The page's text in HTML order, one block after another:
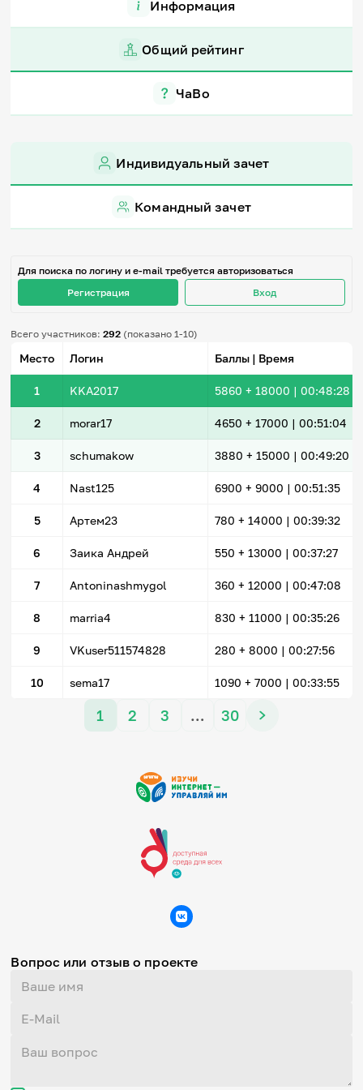
Игры и тренажеры
Знания в тестах
Настолка
Педагогам
Школа наставников
IT-урок
Незрячим
Задать вопрос
Информация
Общий рейтинг
ЧаВо
Индивидуальный зачет
Командный зачет
Для поиска по логину и e-mail требуется авторизоваться
Регистрация
Вход
Всего участников:292 (показано 1-10)
Место Логин Баллы | Время
1 KKA2017 5860 + 18000 | 00:48:28
2 morar17 4650 + 17000 | 00:51:04
3 schumakow 3880 + 15000 | 00:49:20
4 Nast125 6900 + 9000 | 00:51:35
5 Артем23 780 + 14000 | 00:39:32
6 Заика Андрей 550 + 13000 | 00:37:27
7 Antoninashmygol 360 + 12000 | 00:47:08
8 marria4 830 + 11000 | 00:35:26
9 VKuser511574828 280 + 8000 | 00:27:56
10 sema17 1090 + 7000 | 00:33:55
1 2 3 … 30
Вопрос или отзыв о проекте